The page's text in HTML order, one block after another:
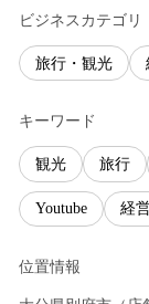
ビジネスカテゴリ
旅行・観光
キーワード
観光 旅行
Youtube 経
位置情報